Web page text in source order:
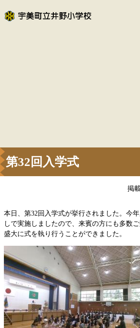
第32回入学式
掲載
本日、第32回入学式が挙行されました。今
しで実施しましたので、来賓の方にも多数
盛大に式を執り行うことができました。